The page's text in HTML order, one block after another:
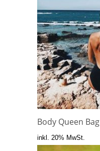
Body Queen Bag
inkl. 20% MwSt.